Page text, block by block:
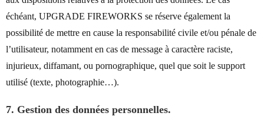
échéant, UPGRADE FIREWORKS se réserve également la
possibilité de mettre en cause la responsabilité civile et/ou pénale de
l’utilisateur, notamment en cas de message à caractère raciste,
injurieux, diffamant, ou pornographique, quel que soit le support
utilisé (texte, photographie…).
7. Gestion des données personnelles.